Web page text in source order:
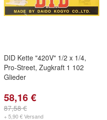
DID Kette "420V" 1/2 x 1/4,
Pro-Street, Zugkraft 1 102
Glieder
58,16 €
87,58 €
+ 5,90 € Versand